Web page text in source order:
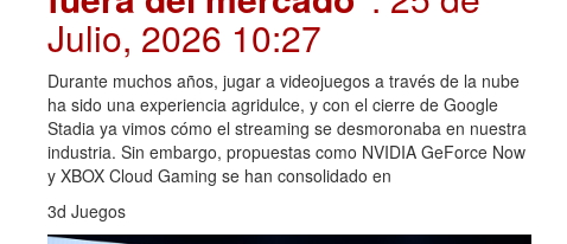
Julio, 2026 10:27
Durante muchos años, jugar a videojuegos a través de la nube
ha sido una experiencia agridulce, y con el cierre de Google
Stadia ya vimos cómo el streaming se desmoronaba en nuestra
industria. Sin embargo, propuestas como NVIDIA GeForce Now
y XBOX Cloud Gaming se han consolidado en
3d Juegos